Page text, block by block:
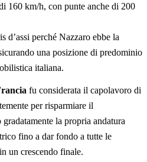
160 km/h, con punte anche di 200
d’assi perché Nazzaro ebbe la
una posizione di predominio
italiana.
fu considerata il capolavoro di
per risparmiare il
la propria andatura
fino a dar fondo a tutte le
un crescendo finale.